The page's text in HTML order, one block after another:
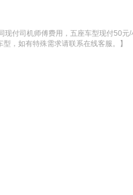
付司机师傅费用，五座车型现付50元/
，如有特殊需求请联系在线客服。】